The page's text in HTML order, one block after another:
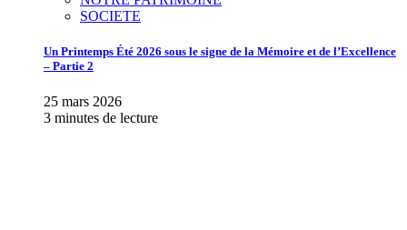
SOCIETE
Un Printemps Été 2026 sous le signe de la Mémoire et de l’Excellence
– Partie 2
25 mars 2026
3 minutes de lecture